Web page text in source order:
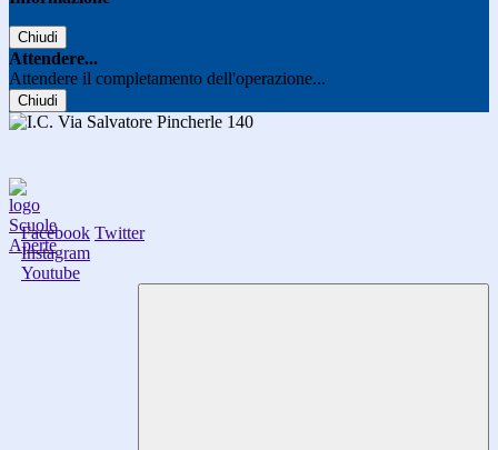
Chiudi
Attendere...
Attendere il completamento dell'operazione...
Chiudi
Facebook Twitter
Instagram
Youtube